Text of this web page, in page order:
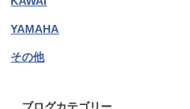
YAMAHA
その他